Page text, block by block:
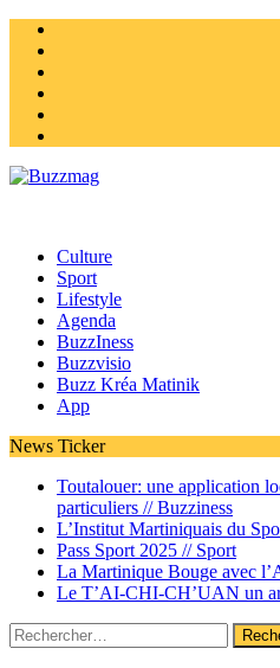
Culture
Sport
Lifestyle
Agenda
BuzzIness
Buzzvisio
Buzz Kréa Matinik
App
News Ticker
Toutalouer: une application
particuliers //Buzziness
L’Institut Martiniquais du
Pass Sport 2025 // Sport
La Martinique Bouge avec
Le T’AI-CHI-CH’UAN un
Rechercher :